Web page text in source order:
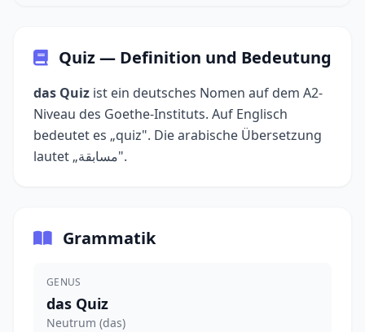
Quiz — Definition und Bedeutung
das Quiz ist ein deutsches Nomen auf dem A2-
Niveau des Goethe-Instituts. Auf Englisch
bedeutet es „quiz". Die arabische Übersetzung
lautet „مسابقة".
Grammatik
GENUS
das Quiz
Neutrum (das)